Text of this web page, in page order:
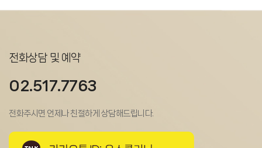
전화상담 및 예약
02.517.7763
전화주시면 언제나 친절하게 상담해드립니다.